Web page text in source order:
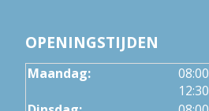
OPENINGSTIJDEN
Maandag: 08:00
12:30